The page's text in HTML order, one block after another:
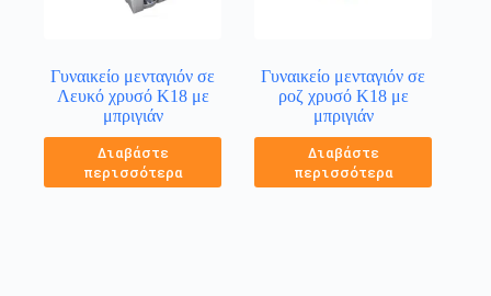
Γυναικείο μενταγιόν σε
Λευκό χρυσό Κ18 με
μπριγιάν
Διαβάστε
περισσότερα
Γυναικείο μενταγιόν σε
ροζ χρυσό Κ18 με
μπριγιάν
Διαβάστε
περισσότερα